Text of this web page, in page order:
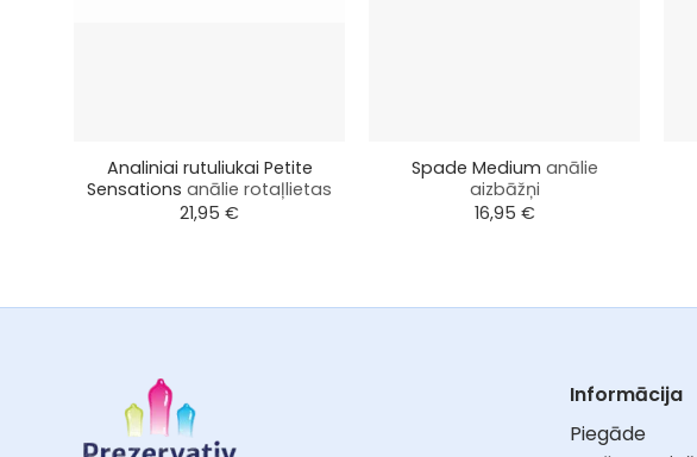
Analiniai rutuliukai Petite
Sensations anālie rotaļlietas
21,95 €
Spade Medium anālie
aizbāžņi
16,95 €
Informācija
Piegāde